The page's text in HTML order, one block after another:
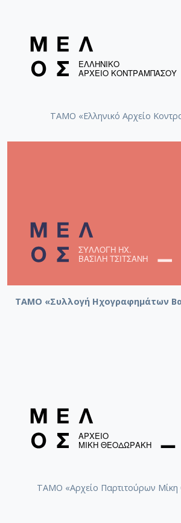
ΤΑΜΟ «Ελληνικό Αρχείο
ΤΑΜΟ «Συλλογή Ηχογραφημάτων
ΤΑΜΟ «Αρχείο Παρτιτούρων